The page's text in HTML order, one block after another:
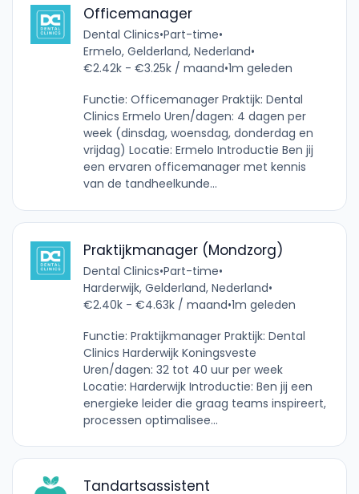
Officemanager
Dental Clinics•Part-time•
Ermelo, Gelderland, Nederland•
€2.42k - €3.25k / maand•1m geleden
Functie: Officemanager Praktijk: Dental
Clinics Ermelo Uren/dagen: 4 dagen per
week (dinsdag, woensdag, donderdag en
vrijdag) Locatie: Ermelo Introductie Ben jij
een ervaren officemanager met kennis
van de tandheelkunde...
Praktijkmanager (Mondzorg)
Dental Clinics•Part-time•
Harderwijk, Gelderland, Nederland•
€2.40k - €4.63k / maand•1m geleden
Functie: Praktijkmanager Praktijk: Dental
Clinics Harderwijk Koningsveste
Uren/dagen: 32 tot 40 uur per week
Locatie: Harderwijk Introductie: Ben jij een
energieke leider die graag teams inspireert,
processen optimalisee...
Tandartsassistent